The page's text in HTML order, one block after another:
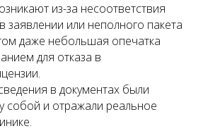
из-за несоответствия
заявлении или неполного пакета
даже небольшая опечатка
для отказа в
в документах были
собой и отражали реальное